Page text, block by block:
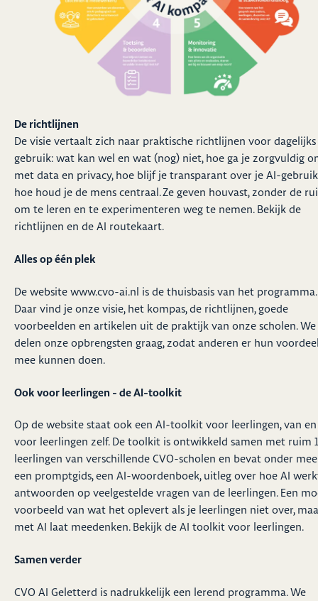
De richtlijnen
De visie vertaalt zich naar praktische richtlijnen voor dagelijks
gebruik: wat kan wel en wat (nog) niet, hoe ga je zorgvuldig
met data en privacy, hoe blijf je transparant over je AI-
hoe houd je de mens centraal. Ze geven houvast, zonder de
om te leren en te experimenteren weg te nemen. Bekijk de
richtlijnen en de AI routekaart.
Alles op één plek
De website www.cvo-ai.nl is de thuisbasis van het programma.
Daar vind je onze visie, het kompas, de richtlijnen, goede
voorbeelden en artikelen uit de praktijk van onze scholen. We
delen onze opbrengsten graag, zodat anderen er hun
mee kunnen doen.
Ook voor leerlingen - de AI-toolkit
Op de website staat ook een AI-toolkit voor leerlingen, van en
voor leerlingen zelf. De toolkit is ontwikkeld samen met ruim
leerlingen van verschillende CVO-scholen en bevat onder
een promptgids, een AI-woordenboek, uitleg over hoe AI
antwoorden op veelgestelde vragen van de leerlingen. Een
voorbeeld van wat het oplevert als je leerlingen niet over,
met AI laat meedenken. Bekijk de AI toolkit voor leerlingen.
Samen verder
CVO AI Geletterd is nadrukkelijk een lerend programma. We